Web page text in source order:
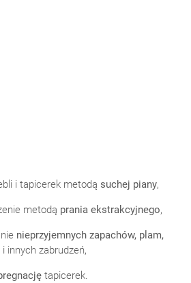
i tapicerek metodą suchej piany,
metodą prania ekstrakcyjnego,
nieprzyjemnych zapachów, plam,
i innych zabrudzeń,
tapicerek.